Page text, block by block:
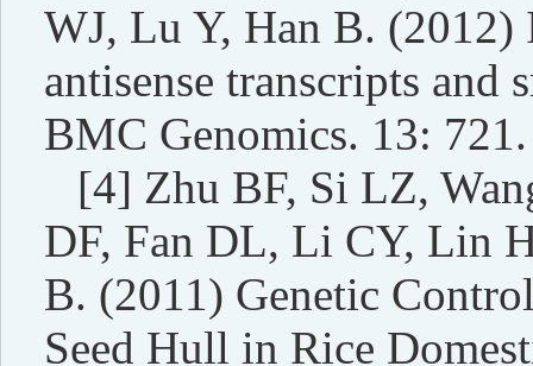
WJ, Lu Y, Han B.
antisense transcripts
BMC Genomics. 13: 721.
[4] Zhu BF, Si LZ,
DF, Fan DL, Li CY, Lin
B. (2011) Genetic
Seed Hull in Rice